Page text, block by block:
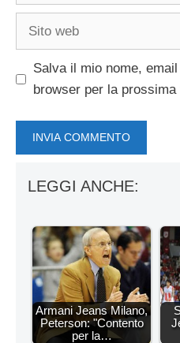
Sito
Salva il mio nome,
browser per la
LEGGI ANCHE:
Armani Jeans Milano,
Peterson: "Contento
per la…